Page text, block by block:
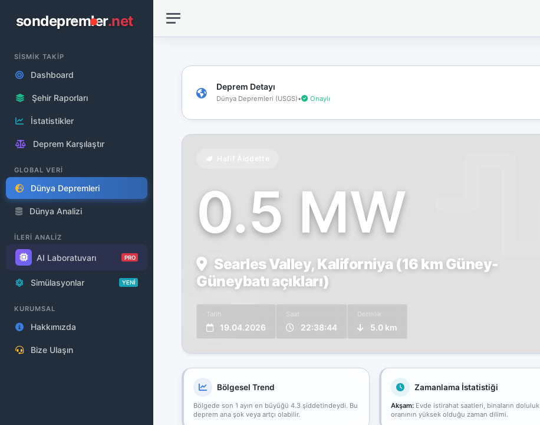
sondepremler.net
SİSMİK TAKİP
Dashboard
Şehir Raporları
İstatistikler
Deprem Karşılaştır
GLOBAL VERİ
Dünya Depremleri
Dünya Analizi
İLERİ ANALİZ
AI Laboratuvarı PRO
Simülasyonlar YENİ
KURUMSAL
Hakkımızda
Bize Ulaşın
Deprem Detayı
Dünya Depremleri (USGS)• Onaylı
0.5 MW
Searles Valley, Kaliforniya (16 km Güney-
Güneybatı açıkları)
Tarih
19.04.2026
Saat
22:38:44
Derinlik
5.0 km
Bölgesel Trend
Bölgede son 1 ayın en büyüğü 4.3 şiddetindeydi. Bu
deprem ana şok veya artçı olabilir.
Zamanlama İstatistiği
Akşam:Evde istirahat saatleri, binaların doluluk
oranının yüksek olduğu zaman dilimi.
bağlantınız